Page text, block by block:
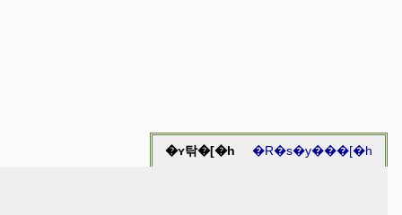
�ʏ탂�[�h �R�s�y���[�h